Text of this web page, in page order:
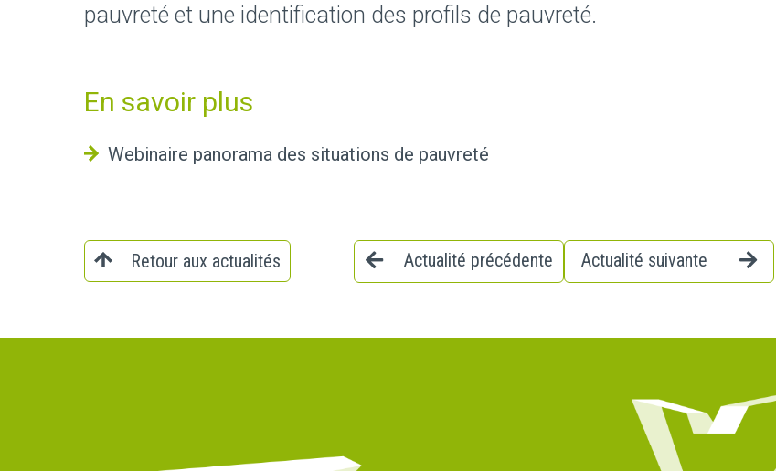
pauvreté et une identification des profils de pauvreté.
En savoir plus
Webinaire panorama des situations de pauvreté
Retour aux actualités Actualité précédente Actualité suivante